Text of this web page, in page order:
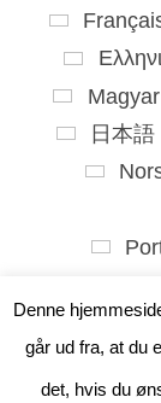
Denne
går ud fra, at du
det, hvis du
Magyar
日本語
Español